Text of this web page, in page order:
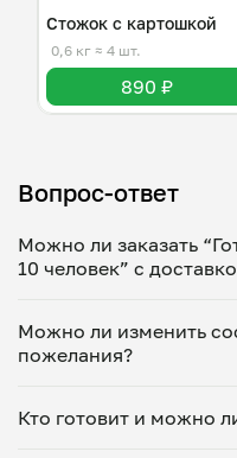
Стожок с картошкой
0,6 кг ≈ 4 шт.
890 ₽
Вопрос-ответ
Можно ли заказать
10 человек” с
Укажите удобное
домашнее блюдо в
минут. Статус заказа
кабинете, а с
Можно ли изменить
пожелания?
ваши предпочтения:
Кто готовит и можно